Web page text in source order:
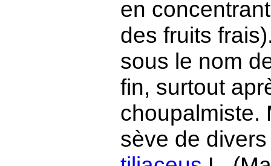
en
des fruits
sous le nom
fin, surtout
choupalmiste.
sève de